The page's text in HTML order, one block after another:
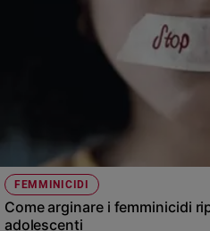
FEMMINICIDI
Come arginare i femminicidi
adolescenti